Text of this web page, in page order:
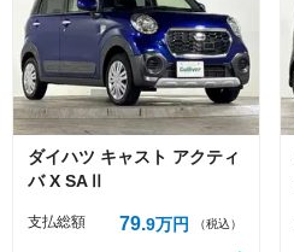
ダイハツ キャスト アクティ
バ X SAⅡ
支払総額 79 9万円 （税込）